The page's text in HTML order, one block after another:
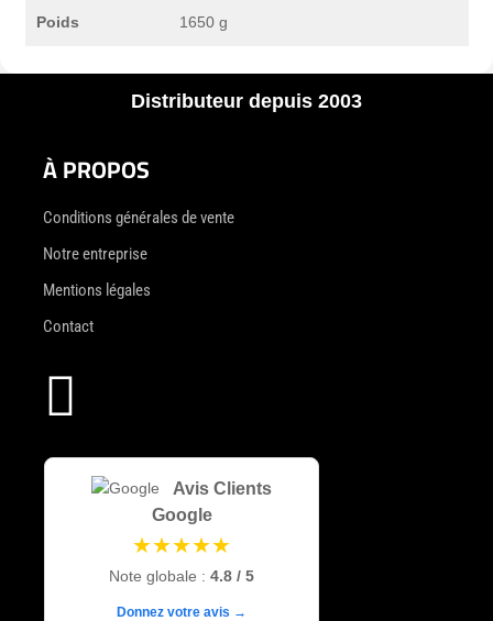
Poids 1650 g
Distributeur depuis 2003
À PROPOS
Conditions générales de vente
Notre entreprise
Mentions légales
Contact

Avis Clients
Google
★★★★★
Note globale : 4.8 / 5
Donnez votre avis →